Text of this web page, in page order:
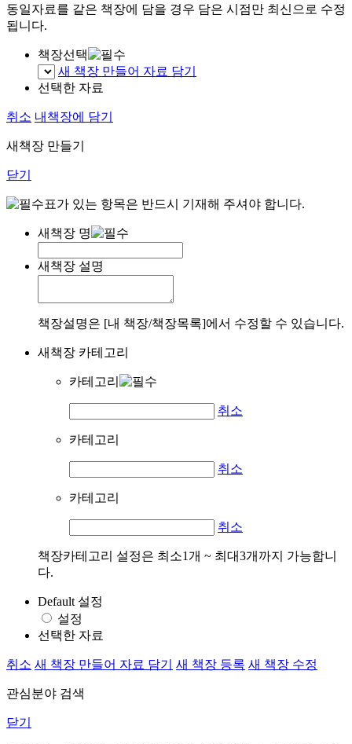
동일자료를 같은 책장에 담을 경우 담은 시점만 최신으로 수정
됩니다.
책장선택
새 책장 만들어 자료 담기
선택한 자료
취소 내책장에 담기
새책장 만들기
닫기
표가 있는 항목은 반드시 기재해 주셔야 합니다.
새책장 명
새책장 설명
책장설명은 [내 책장/책장목록]에서 수정할 수 있습니다.
새책장 카테고리
카테고리
취소
카테고리
취소
카테고리
취소
책장카테고리 설정은 최소1개 ~ 최대3개까지 가능합니
다.
Default 설정
설정
선택한 자료
취소 새 책장 만들어 자료 담기 새 책장 등록 새 책장 수정
관심분야 검색
닫기